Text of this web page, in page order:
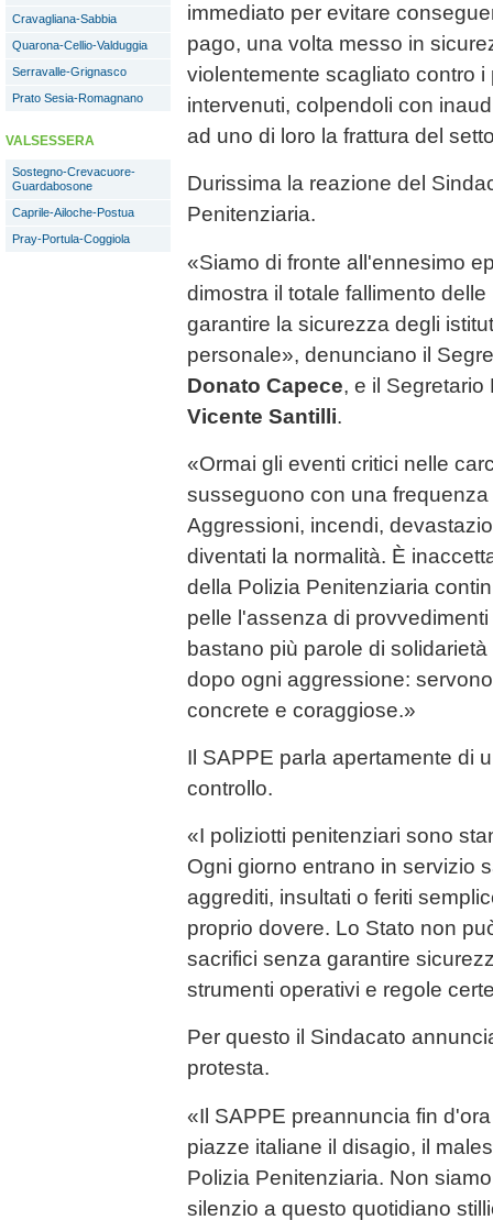
Cravagliana-Sabbia
Quarona-Cellio-Valduggia
Serravalle-Grignasco
Prato Sesia-Romagnano
VALSESSERA
Sostegno-Crevacuore-
Guardabosone
Caprile-Ailoche-Postua
Pray-Portula-Coggiola
immediato per evitare
pago, una volta messo in
violentemente scagliato contro i
intervenuti, colpendoli con
ad uno di loro la frattura del
Durissima la reazione del
Penitenziaria.
«Siamo di fronte all'ennesimo
dimostra il totale fallimento
garantire la sicurezza degli
personale», denunciano il
Donato Capece, e il Segretario
Vicente Santilli.
«Ormai gli eventi critici nelle
susseguono con una
Aggressioni, incendi,
diventati la normalità. È
della Polizia Penitenziaria
pelle l'assenza di
bastano più parole di
dopo ogni aggressione:
concrete e coraggiose.»
Il SAPPE parla apertamente di
controllo.
«I poliziotti penitenziari sono
Ogni giorno entrano in servizio
aggrediti, insultati o feriti
proprio dovere. Lo Stato non
sacrifici senza garantire
strumenti operativi e regole
Per questo il Sindacato
protesta.
«Il SAPPE preannuncia fin
piazze italiane il disagio, il
Polizia Penitenziaria. Non
silenzio a questo quotidiano